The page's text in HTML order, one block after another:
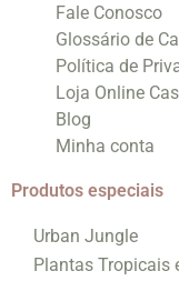
Fale Conosco
Glossário de
Política de
Loja Online
Blog
Minha conta
Produtos especiais
Urban Jungle
Plantas Tropicais